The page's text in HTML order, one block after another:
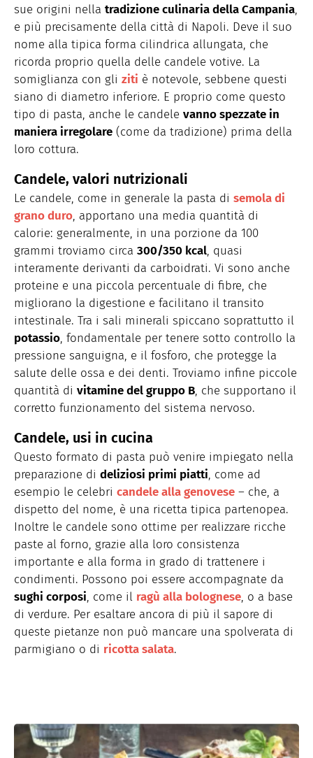
sue origini nella tradizione culinaria della Campania,
e più precisamente della città di Napoli. Deve il suo
nome alla tipica forma cilindrica allungata, che
ricorda proprio quella delle candele votive. La
somiglianza con gli ziti è notevole, sebbene questi
siano di diametro inferiore. E proprio come questo
tipo di pasta, anche le candele vanno spezzate in
maniera irregolare (come da tradizione) prima della
loro cottura.
Candele, valori nutrizionali
Le candele, come in generale la pasta di semola di
grano duro, apportano una media quantità di
calorie: generalmente, in una porzione da 100
grammi troviamo circa 300/350 kcal, quasi
interamente derivanti da carboidrati. Vi sono anche
proteine e una piccola percentuale di fibre, che
migliorano la digestione e facilitano il transito
intestinale. Tra i sali minerali spiccano soprattutto il
potassio, fondamentale per tenere sotto controllo la
pressione sanguigna, e il fosforo, che protegge la
salute delle ossa e dei denti. Troviamo infine piccole
quantità di vitamine del gruppo B, che supportano il
corretto funzionamento del sistema nervoso.
Candele, usi in cucina
Questo formato di pasta può venire impiegato nella
preparazione di deliziosi primi piatti, come ad
esempio le celebri candele alla genovese – che, a
dispetto del nome, è una ricetta tipica partenopea.
Inoltre le candele sono ottime per realizzare ricche
paste al forno, grazie alla loro consistenza
importante e alla forma in grado di trattenere i
condimenti. Possono poi essere accompagnate da
sughi corposi, come il ragù alla bolognese, o a base
di verdure. Per esaltare ancora di più il sapore di
queste pietanze non può mancare una spolverata di
parmigiano o di ricotta salata.